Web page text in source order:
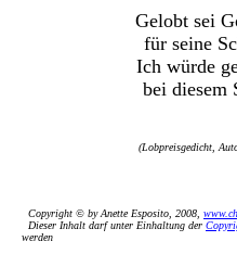
Gelobt sei
für seine
Ich würde
bei diesem
(Lobpreisgedicht,
Copyright © by Anette Esposito, 2008,
Dieser Inhalt darf unter Einhaltung der
werden